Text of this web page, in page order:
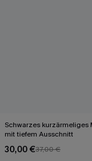
Schwarzes kurzärmeliges
mit tiefem Ausschnitt
30,00 €37,00 €
Mit Gratis-Maßband